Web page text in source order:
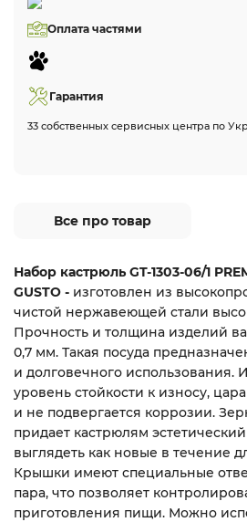
Оплата частями
Гарантия
33 собственных сервисных центра по
Все про товар
Набор кастрюль GT-1303-06/1
GUSTO - изготовлен из
чистой нержавеющей стали
Прочность и толщина изделий
0,7 мм. Такая посуда
и долговечного использования.
уровень стойкости к износу,
и не подвергается коррозии.
придает кастрюлям
выглядеть как новые в течение
Крышки имеют специальные
пара, что позволяет
приготовления пищи. Можно